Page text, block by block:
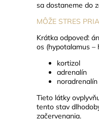
sa dostaneme do
MÔŽE STRES
Krátka odpoveď:
os (hypotalamus –
kortizol
adrenalín
noradrenalín
Tieto látky
tento stav
začervenania.